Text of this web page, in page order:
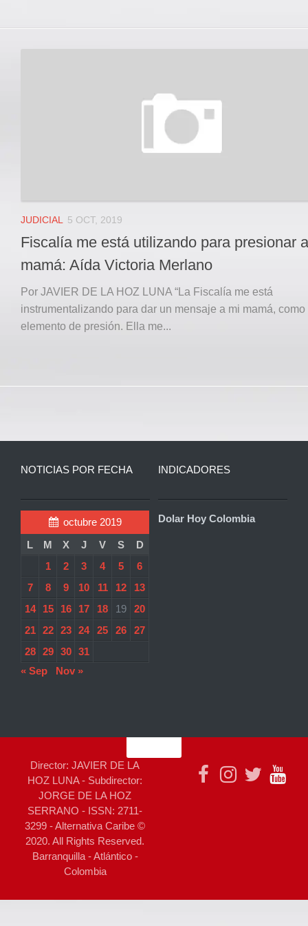
JUDICIAL 5 OCT, 2019
Fiscalía me está utilizando para presionar
mamá: Aída Victoria Merlano
Por JAVIER DE LA HOZ LUNA “La Fiscalía me está
instrumentalizando para dar un mensaje a mi mamá, como
elemento de presión. Ella me...
NOTICIAS POR FECHA
octubre 2019
L
M X J V S
D
1
2 3 4 5
6
7
8 9 10 11 12
13
14
15 16 17 18 19
20
21
22 23 24 25 26
27
28
29 30
31
« Sep
Nov »
INDICADORES
Dolar Hoy Colombia
Director: JAVIER DE LA
HOZ LUNA - Subdirector:
JORGE DE LA HOZ
SERRANO - ISSN: 2711-
3299 - Alternativa Caribe ©
2020. All Rights Reserved.
Barranquilla - Atlántico -
Colombia